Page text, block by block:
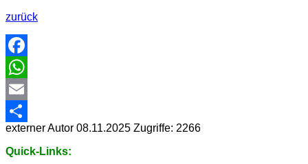
zurück
Facebook
WhatsApp
Email
Share
externer Autor 08.11.2025 Zugriffe: 2266
Quick-Links: